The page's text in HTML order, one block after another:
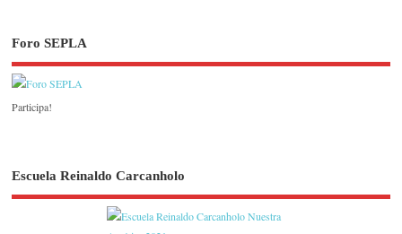
Foro SEPLA
Participa!
Escuela Reinaldo Carcanholo